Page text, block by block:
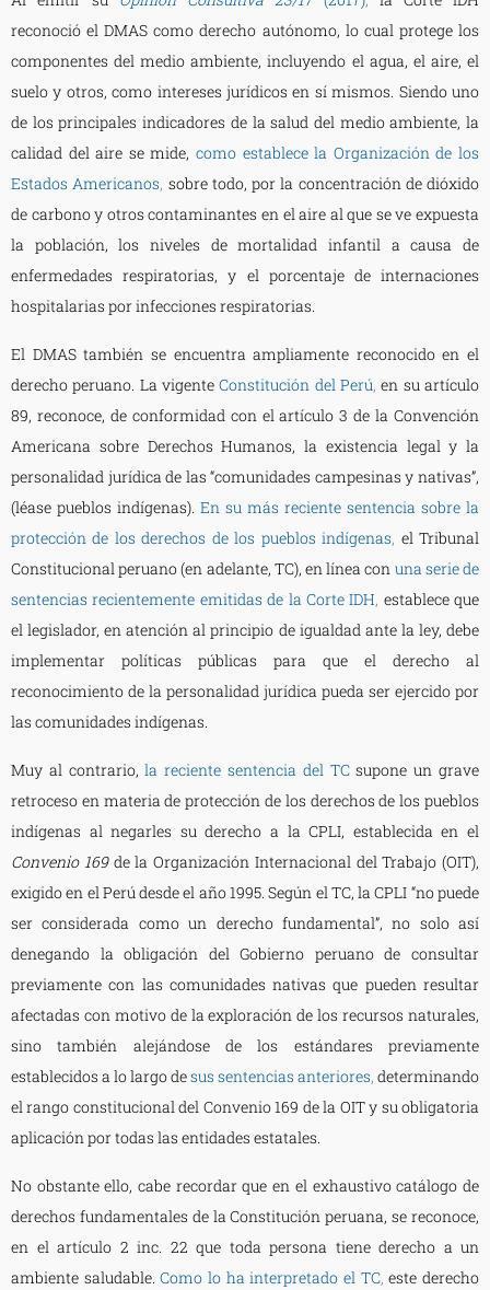
reconoció el DMAS como derecho autónomo, lo cual protege los
componentes del medio ambiente, incluyendo el agua, el aire, el
suelo y otros, como intereses jurídicos en sí mismos. Siendo uno
de los principales indicadores de la salud del medio ambiente, la
calidad del aire se mide, como establece la Organización de los
Estados Americanos, sobre todo, por la concentración de dióxido
de carbono y otros contaminantes en el aire al que se ve expuesta
la población, los niveles de mortalidad infantil a causa de
enfermedades respiratorias, y el porcentaje de internaciones
hospitalarias por infecciones respiratorias.
El DMAS también se encuentra ampliamente reconocido en el
derecho peruano. La vigente Constitución del Perú,en su artículo
89, reconoce, de conformidad con el artículo 3 de la Convención
Americana sobre Derechos Humanos, la existencia legal y la
personalidad jurídica de las “comunidades campesinas y nativas”,
(léase pueblos indígenas). En su más reciente sentencia sobre la
protección de los derechos de los pueblos indígenas, el Tribunal
Constitucional peruano (en adelante, TC), en línea con una serie de
sentencias recientemente emitidas de la Corte IDH, establece que
el legislador, en atención al principio de igualdad ante la ley, debe
implementar políticas públicas para que el derecho al
reconocimiento de la personalidad jurídica pueda ser ejercido por
las comunidades indígenas.
Muy al contrario, la reciente sentencia del TC supone un grave
retroceso en materia de protección de los derechos de los pueblos
indígenas al negarles su derecho a la CPLI, establecida en el
Convenio 169 de la Organización Internacional del Trabajo (OIT),
exigido en el Perú desde el año 1995. Según el TC, la CPLI “no puede
ser considerada como un derecho fundamental”, no solo así
denegando la obligación del Gobierno peruano de consultar
previamente con las comunidades nativas que pueden resultar
afectadas con motivo de la exploración de los recursos naturales,
sino también alejándose de los estándares previamente
establecidos a lo largo desus sentencias anteriores, determinando
el rango constitucional del Convenio 169 de la OIT y su obligatoria
aplicación por todas las entidades estatales.
No obstante ello, cabe recordar que en el exhaustivo catálogo de
derechos fundamentales de la Constitución peruana, se reconoce,
en el artículo 2 inc. 22 que toda persona tiene derecho a un
ambiente saludable. Como lo ha interpretado el TC,este derecho